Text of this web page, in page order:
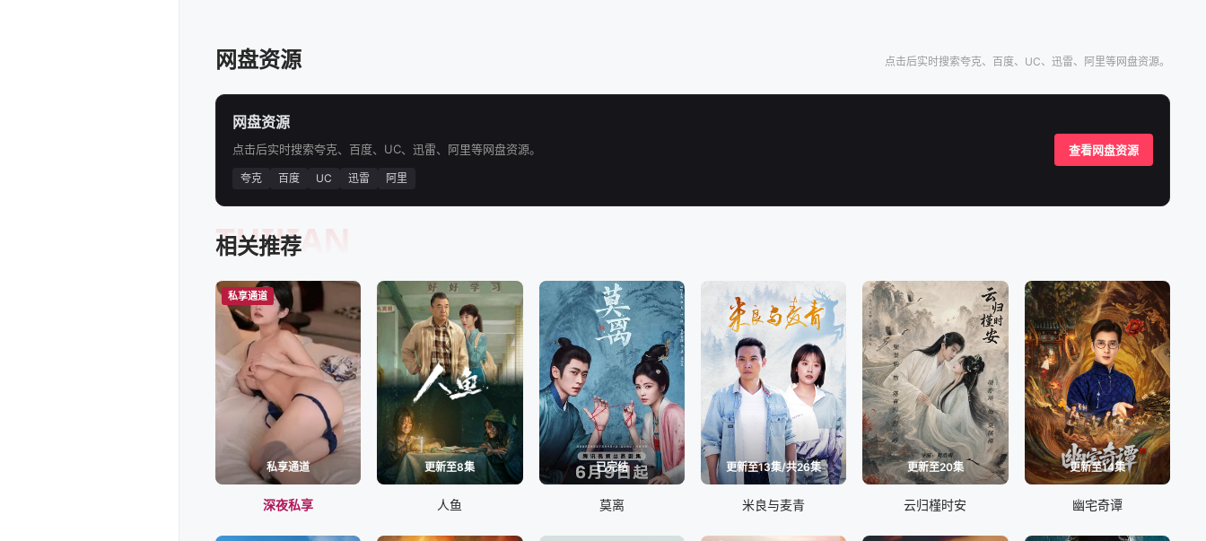
网盘资源 点击后实时搜索夸克、百度、UC、迅雷、阿里等网盘资源。
网盘资源
点击后实时搜索夸克、百度、UC、迅雷、阿里等网盘资源。
夸克 百度 UC 迅雷 阿里
查看网盘资源
相关推荐
TUIJIAN
私享通道
私享通道
深夜私享
更新至8集
人鱼
已完结
莫离
更新至13集/共26集
米良与麦青
更新至20集
云归槿时安
更新至14集
幽宅奇谭